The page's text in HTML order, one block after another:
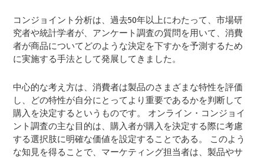
コンジョイント分析は、過去50年以上にわたって、市場研
究者や統計学者が、アンケート調査の質問を用いて、消費
者が商品についてどのような決定を下すかを予測するため
に実施する手法として発展してきました。
中心的な考え方は、消費者は製品のさまざまな特性を評価
し、どの特性が自分にとってより重要であるかを判断して
購入を決定するというものです。 オンライン・コンジョイ
ント調査の主な目的は、購入者が購入を決定する際に考慮
する選択肢に明確な価値を設定することである。 このよう
な知見を得ることで、マーケティング担当者は、製品やサ